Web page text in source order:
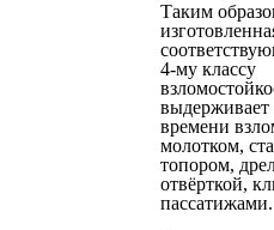
Таким
4-му классу
времени
молотком,
топором,
отвёрткой,
пассатижами.